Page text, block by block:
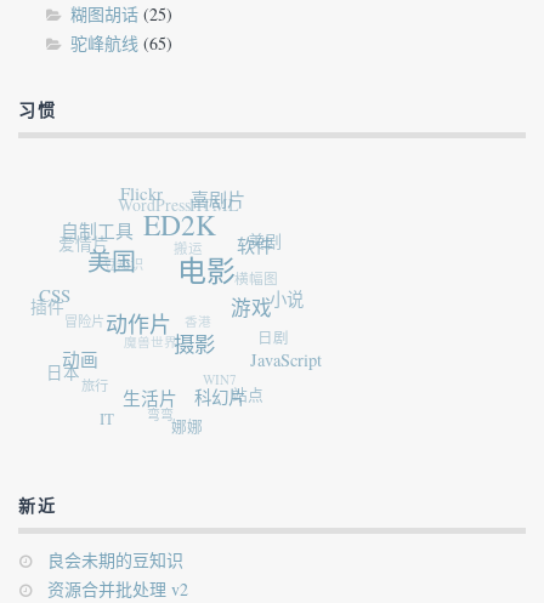
糊图胡话 (25)
驼峰航线 (65)
习惯
电影
ED2K
美国
动作片
摄影
游戏
喜剧片
Flickr
自制工具
CSS
动画
生活片
科幻片
JavaScript
小说
美剧
HTML
WordPress
爱情片
插件
日本
娜娜
站点
日剧
横幅图
搬运
豆知识
冒险片
旅行
弯弯
WIN7
魔兽世界
新近
良会未期的豆知识
资源合并批处理 v2